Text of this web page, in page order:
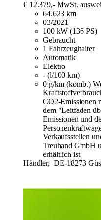
€ 12.379,- MwSt.
64.623 km
03/2021
100 kW (136 PS)
Gebraucht
1 Fahrzeughalter
Automatik
Elektro
- (l/100 km)
0 g/km (komb.)
CO2-Emissionen
dem "Leitfaden
Emissionen und
Verkaufsstellen
Treuhand GmbH
erhältlich ist.
Händler, DE-18273